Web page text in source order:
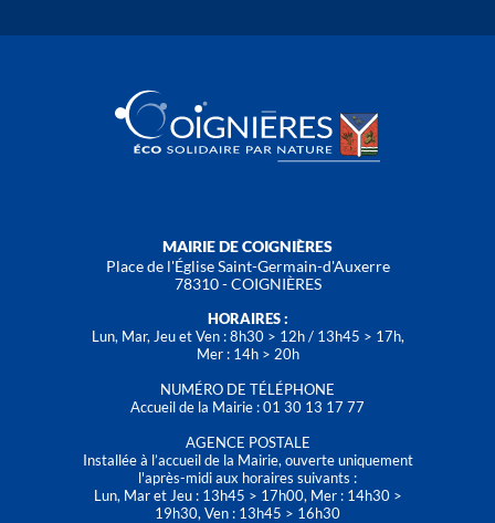
MAIRIE DE COIGNIÈRES
Place de l'Église Saint-Germain-d'Auxerre
78310 - COIGNIÈRES
HORAIRES :
Lun, Mar, Jeu et Ven : 8h30 > 12h / 13h45 > 17h,
Mer : 14h > 20h
NUMÉRO DE TÉLÉPHONE
Accueil de la Mairie : 01 30 13 17 77
AGENCE POSTALE
Installée à l’accueil de la Mairie, ouverte uniquement
l'après-midi aux horaires suivants :
Lun, Mar et Jeu : 13h45 > 17h00, Mer : 14h30 >
19h30, Ven : 13h45 > 16h30